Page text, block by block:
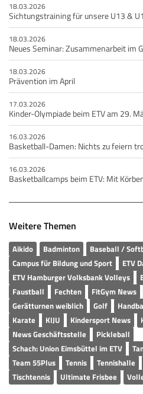
18.03.2026
Sichtungstraining für unsere U13 &
18.03.2026
Neues Seminar: Zusammenarbeit im
18.03.2026
Prävention im April
17.03.2026
Kinder-Olympiade beim ETV am 29.
16.03.2026
Basketball-Damen: Nichts zu feiern
16.03.2026
Basketballcamps beim ETV: Mit
Weitere Themen
Aikido Badminton Baseball /
Campus für Bildung und Sport
ETV
ETV Hamburger Volksbank Volleys
Faustball
Fechten FitGym News
Gerätturnen weiblich
Golf
Karate
KIJU Kindersport News
News Geschäftsstelle
Pickleball
Schach: Union Eimsbüttel im ETV
Team 55Plus
Tennis Tennishalle
Tischtennis
Ultimate Frisbee